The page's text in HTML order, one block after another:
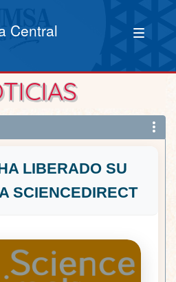
Central
LIBERADO SU
SCIENCEDIRECT